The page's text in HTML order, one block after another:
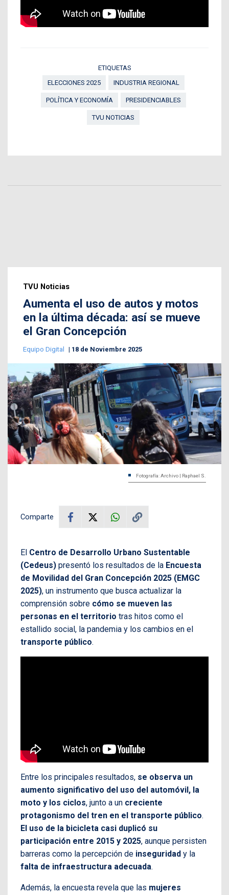
ETIQUETAS
ELECCIONES 2025
INDUSTRIA REGIONAL
POLÍTICA Y ECONOMÍA PRESIDENCIABLES
TVU NOTICIAS
TVU Noticias
Aumenta el uso de autos y motos
en la última década: así se mueve
el Gran Concepción
Equipo Digital 18 de Noviembre 2025
Fotografía: Archivo | Raphael S.
Comparte
El Centro de Desarrollo Urbano Sustentable
(Cedeus) presentó los resultados de la Encuesta
de Movilidad del Gran Concepción 2025 (EMGC
2025), un instrumento que busca actualizar la
comprensión sobre cómo se mueven las
personas en el territorio tras hitos como el
estallido social, la pandemia y los cambios en el
transporte público.
Entre los principales resultados, se observa un
aumento significativo del uso del automóvil, la
moto y los ciclos, junto a un creciente
protagonismo del tren en el transporte público.
El uso de la bicicleta casi duplicó su
participación entre 2015 y 2025, aunque persisten
barreras como la percepción de inseguridad y la
falta de infraestructura adecuada.
Además, la encuesta revela que las mujeres